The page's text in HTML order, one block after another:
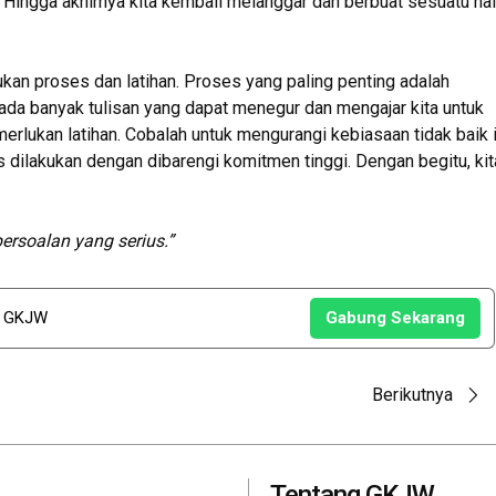
proses dan latihan. Proses yang paling penting adalah
banyak tulisan yang dapat menegur dan mengajar kita untuk
latihan. Cobalah untuk mengurangi kebiasaan tidak baik
dengan dibarengi komitmen tinggi. Dengan begitu,
yang serius.”
Gabung Sekarang
Berikutnya